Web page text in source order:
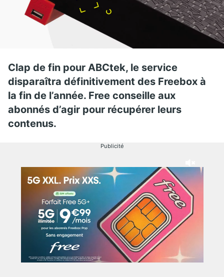
Clap de fin pour ABCtek, le service
disparaîtra définitivement des Freebox à
la fin de l’année. Free conseille aux
abonnés d’agir pour récupérer leurs
contenus.
Publicité